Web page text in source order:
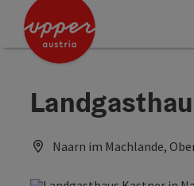
Accesskey
Accesskey
Naarn im Machlande,